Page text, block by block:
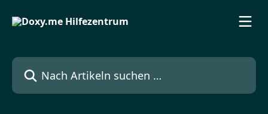
Nach Artikeln suchen …